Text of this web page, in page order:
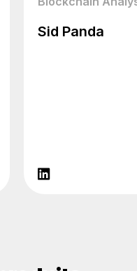
Sid Panda